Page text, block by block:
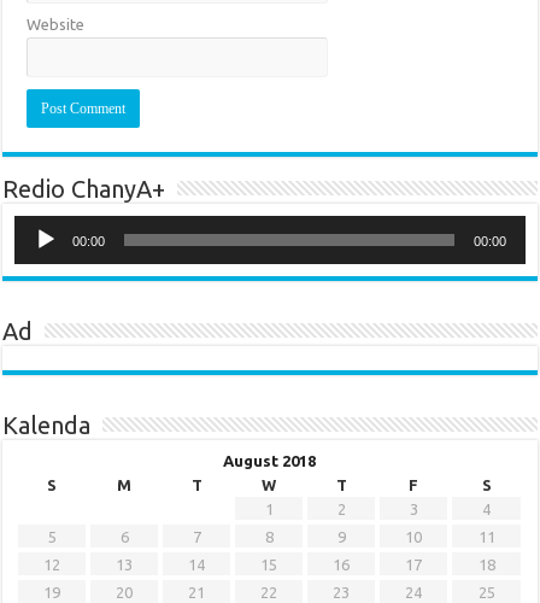
Website
Redio ChanyA+
Player
00:00 00:00
Ad
Kalenda
August 2018
S
M T W T F
S
1
2 3
4
5
6 7 8 9 10
11
12
13 14 15 16 17
18
19
20 21 22 23 24
25